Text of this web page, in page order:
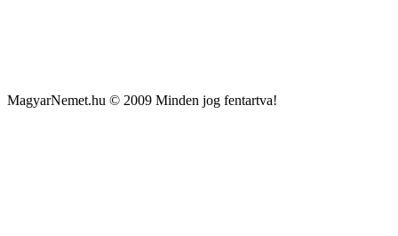
MagyarNemet.hu © 2009 Minden jog fentartva!